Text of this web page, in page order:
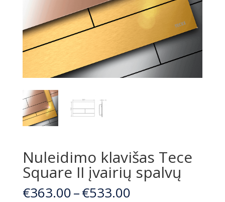
Nuleidimo klavišas Tece
Square II įvairių spalvų
€363.00–€533.00Price